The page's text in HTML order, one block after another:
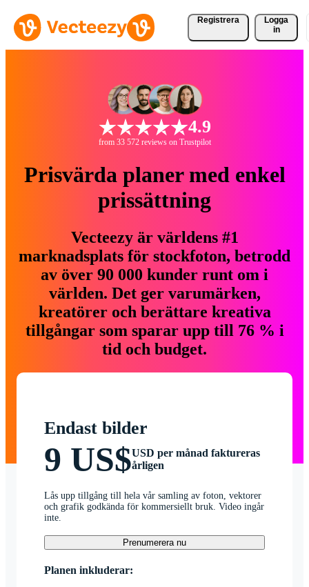
Registrera
Logga
in
4.9
from 33 572 reviews on Trustpilot
Prisvärda planer med enkel
prissättning
Vecteezy är världens #1
marknadsplats för stockfoton, betrodd
av över 90 000 kunder runt om i
världen. Det ger varumärken,
kreatörer och berättare kreativa
tillgångar som sparar upp till 76 % i
tid och budget.
Endast bilder
9 US$USD per månad faktureras
årligen
Lås upp tillgång till hela vår samling av foton, vektorer
och grafik godkända för kommersiellt bruk. Video ingår
inte.
Prenumerera nu
Planen inkluderar: